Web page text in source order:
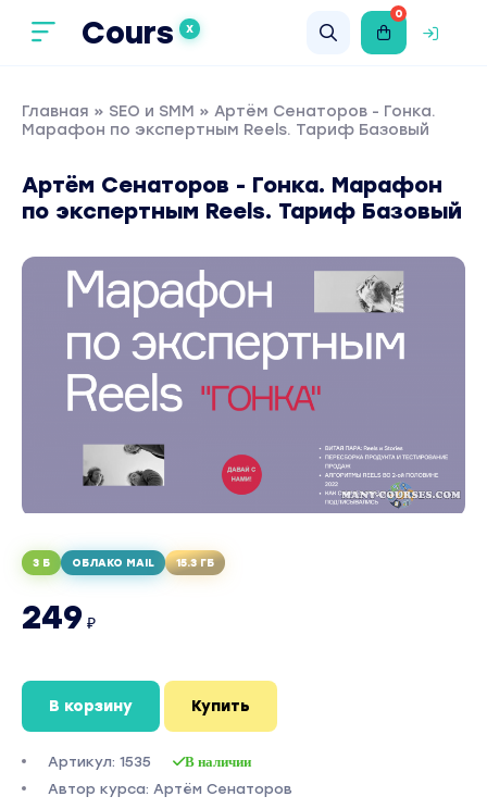
Cours X
0
Главная » SEO и SMM » Артём Сенаторов - Гонка.
Марафон по экспертным Reels. Тариф Базовый
Артём Сенаторов - Гонка. Марафон
по экспертным Reels. Тариф Базовый
3 Б ОБЛАКО MAIL 15.3 ГБ
249 ₽
В корзину Купить
Артикул: 1535 В наличии
Автор курса: Артём Сенаторов